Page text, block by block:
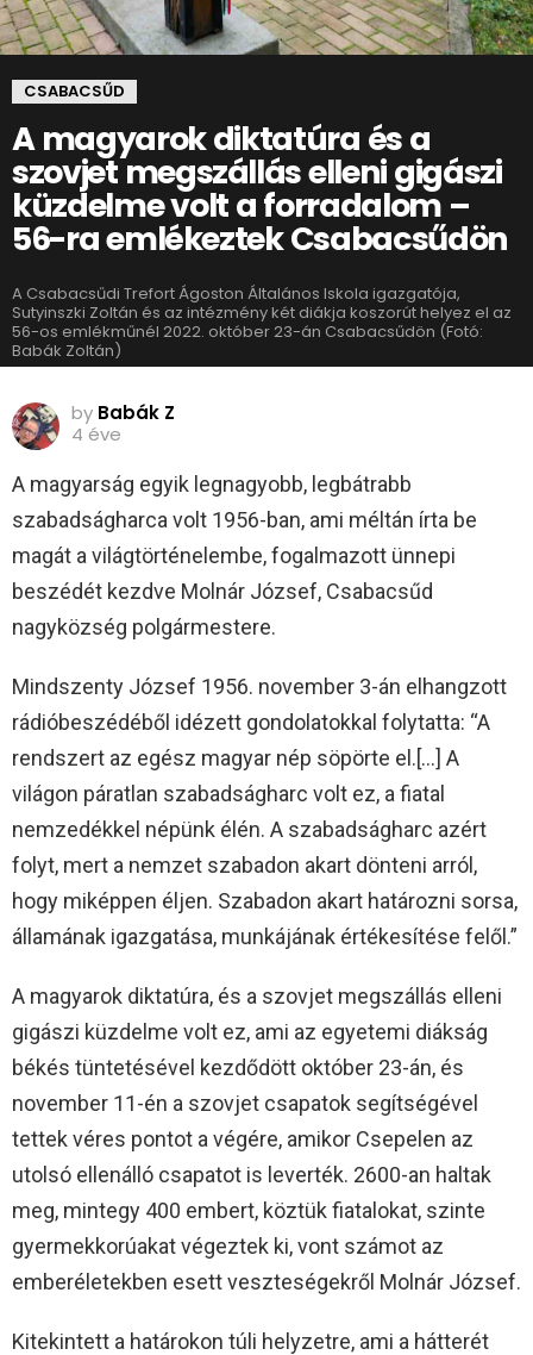
CSABACSŰD
A magyarok diktatúra és a
szovjet megszállás elleni gigászi
küzdelme volt a forradalom –
56-ra emlékeztek Csabacsűdön
A Csabacsűdi Trefort Ágoston Általános Iskola igazgatója,
Sutyinszki Zoltán és az intézmény két diákja koszorút helyez el az
56-os emlékműnél 2022. október 23-án Csabacsűdön (Fotó:
Babák Zoltán)
by Babák Z
4 éve
A magyarság egyik legnagyobb, legbátrabb
szabadságharca volt 1956-ban, ami méltán írta be
magát a világtörténelembe, fogalmazott ünnepi
beszédét kezdve Molnár József, Csabacsűd
nagyközség polgármestere.
Mindszenty József 1956. november 3-án elhangzott
rádióbeszédéből idézett gondolatokkal folytatta: “A
rendszert az egész magyar nép söpörte el.[…] A
világon páratlan szabadságharc volt ez, a fiatal
nemzedékkel népünk élén. A szabadságharc azért
folyt, mert a nemzet szabadon akart dönteni arról,
hogy miképpen éljen. Szabadon akart határozni sorsa,
államának igazgatása, munkájának értékesítése felől.”
A magyarok diktatúra, és a szovjet megszállás elleni
gigászi küzdelme volt ez, ami az egyetemi diákság
békés tüntetésével kezdődött október 23-án, és
november 11-én a szovjet csapatok segítségével
tettek véres pontot a végére, amikor Csepelen az
utolsó ellenálló csapatot is leverték. 2600-an haltak
meg, mintegy 400 embert, köztük fiatalokat, szinte
gyermekkorúakat végeztek ki, vont számot az
emberéletekben esett veszteségekről Molnár József.
Kitekintett a határokon túli helyzetre, ami a hátterét